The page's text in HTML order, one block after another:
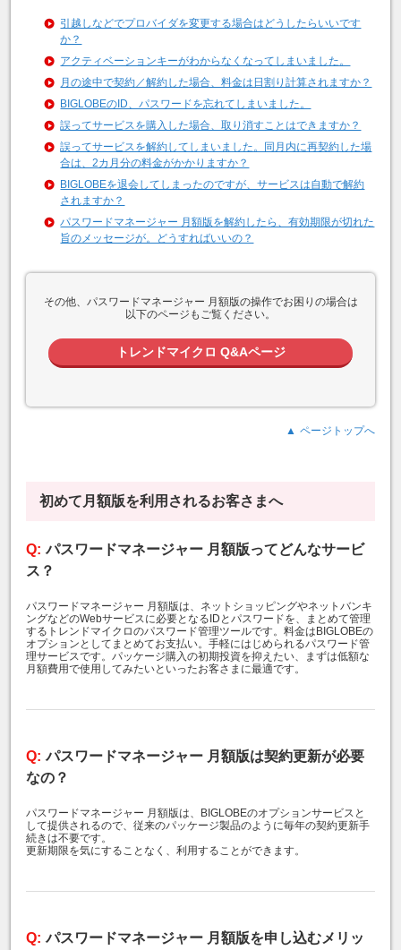
引越しなどでプロバイダを変更する場合はどうしたらいいです
か？
アクティベーションキーがわからなくなってしまいました。
月の途中で契約／解約した場合、料金は日割り計算されますか？
BIGLOBEのID、パスワードを忘れてしまいました。
誤ってサービスを購入した場合、取り消すことはできますか？
誤ってサービスを解約してしまいました。同月内に再契約した場
合は、2カ月分の料金がかかりますか？
BIGLOBEを退会してしまったのですが、サービスは自動で解約
されますか？
パスワードマネージャー 月額版を解約したら、有効期限が切れた
旨のメッセージが。どうすればいいの？
その他、パスワードマネージャー 月額版の操作でお困りの場合は
以下のページもご覧ください。
トレンドマイクロ Q&Aページ
ページトップへ
初めて月額版を利用されるお客さまへ
パスワードマネージャー 月額版ってどんなサービ
ス？
パスワードマネージャー 月額版は、ネットショッピングやネットバンキ
ングなどのWebサービスに必要となるIDとパスワードを、まとめて管理
するトレンドマイクロのパスワード管理ツールです。料金はBIGLOBEの
オプションとしてまとめてお支払い。手軽にはじめられるパスワード管
理サービスです。パッケージ購入の初期投資を抑えたい、まずは低額な
月額費用で使用してみたいといったお客さまに最適です。
パスワードマネージャー 月額版は契約更新が必要
なの？
パスワードマネージャー 月額版は、BIGLOBEのオプションサービスと
して提供されるので、従来のパッケージ製品のように毎年の契約更新手
続きは不要です。
更新期限を気にすることなく、利用することができます。
パスワードマネージャー 月額版を申し込むメリッ